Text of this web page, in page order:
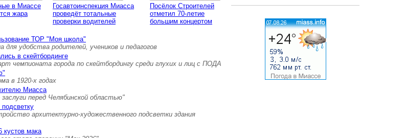
в Миассе
жара
Госавтоинспекция Миасса
проведёт тотальные
проверки водителей
Посёлок Строителей
отметил 70-летие
большим концертом
ТОР "Моя школа"
для удобства родителей, учеников и педагогов
в скейтбординге
чемпионата города по скейтбордингу среди глухих и лиц с ПОДА
в 1920-х годах
Миасса
перед Челябинской областью"
архитектурно-художественного подсветки здания
кустов мака